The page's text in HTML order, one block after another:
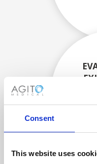
Consent
This website uses
y